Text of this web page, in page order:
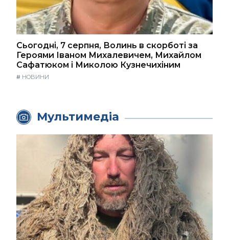
Сьогодні, 7 серпня, Волинь в скорботі за
Героями Іваном Михалевичем, Михайлом
Сафатюком і Миколою Кузнечихіним
# НОВИНИ
Мультимедіа